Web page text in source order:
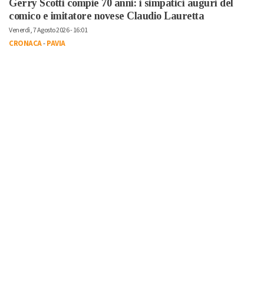
Gerry Scotti compie 70 anni: i simpatici auguri del
comico e imitatore novese Claudio Lauretta
Venerdì, 7 Agosto 2026 - 16:01
CRONACA-PAVIA